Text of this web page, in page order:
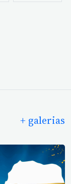
+ galerias